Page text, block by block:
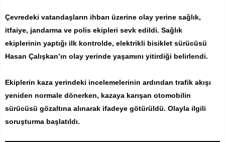
Çevredeki vatandaşların ihbarı üzerine olay yerine sağlık,
itfaiye, jandarma ve polis ekipleri sevk edildi. Sağlık
ekiplerinin yaptığı ilk kontrolde, elektrikli bisiklet sürücüsü
Hasan Çalışkan’ın olay yerinde yaşamını yitirdiği belirlendi.
Ekiplerin kaza yerindeki incelemelerinin ardından trafik akışı
yeniden normale dönerken, kazaya karışan otomobilin
sürücüsü gözaltına alınarak ifadeye götürüldü. Olayla ilgili
soruşturma başlatıldı.